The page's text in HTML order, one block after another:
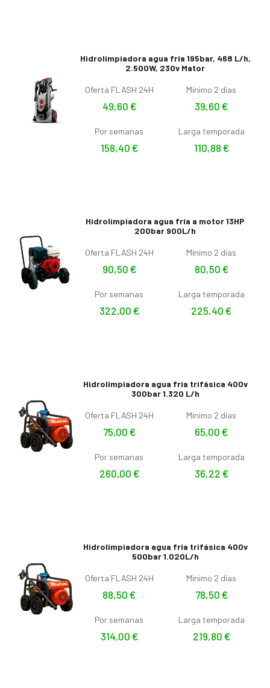
Hidrolimpiadora agua fría 195bar, 468 L/h,
2.500W, 230v Mator
Oferta FLASH 24H
49,60 €
Mínimo 2 días
39,60 €
Por semanas
158,40 €
Larga temporada
110,88 €
Hidrolimpiadora agua fría a motor 13HP
200bar 900L/h
Oferta FLASH 24H
90,50 €
Mínimo 2 días
80,50 €
Por semanas
322,00 €
Larga temporada
225,40 €
Hidrolimpiadora agua fría trifásica 400v
300bar 1.320 L/h
Oferta FLASH 24H
75,00 €
Mínimo 2 días
65,00 €
Por semanas
260,00 €
Larga temporada
36,22 €
Hidrolimpiadora agua fría trifásica 400v
500bar 1.020L/h
Oferta FLASH 24H
88,50 €
Mínimo 2 días
78,50 €
Por semanas
314,00 €
Larga temporada
219,80 €